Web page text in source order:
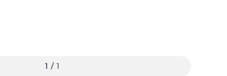
1 / 1